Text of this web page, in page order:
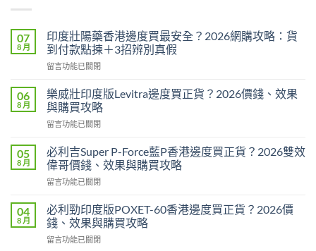
07
8 月
印度壯陽藥香港邊度買最安全？2026網購攻略：貨
到付款點揀＋3招辨別真假
在
度
壯
陽
藥
港
邊
度
買
安
全？
網
留言功能已關閉
06
8 月
樂威壯印度版Levitra邊度買正貨？2026價錢、效果
與購買攻略
在
威
壯
印
度
Levitra
邊
度
買
留言功能已關閉
05
8 月
必利吉Super P-Force藍P香港邊度買正貨？2026雙效
偉哥價錢、效果與購買攻略
在
利
吉
Super
P-
留言功能已關閉
04
8 月
必利勁印度版POXET-60香港邊度買正貨？2026價
錢、效果與購買攻略
在
留言功能已關閉